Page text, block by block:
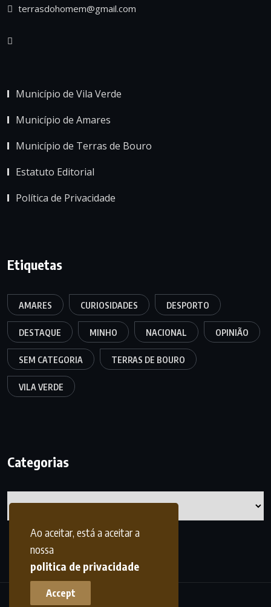
Ao aceitar, está a aceitar a
nossa
politica de privacidade
Accept
terrasdohomem@gmail.com
Município de Vila Verde
Município de Amares
Município de Terras de Bouro
Estatuto Editorial
Política de Privacidade
Etiquetas
AMARES CURIOSIDADES DESPORTO
DESTAQUE MINHO NACIONAL OPINIÃO
SEM CATEGORIA TERRAS DE BOURO
VILA VERDE
Categorias